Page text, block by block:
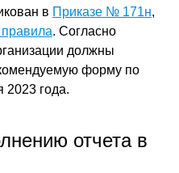
в Приказе № 171н,
. Согласно
должны
форму по
2023 года.
отчета в